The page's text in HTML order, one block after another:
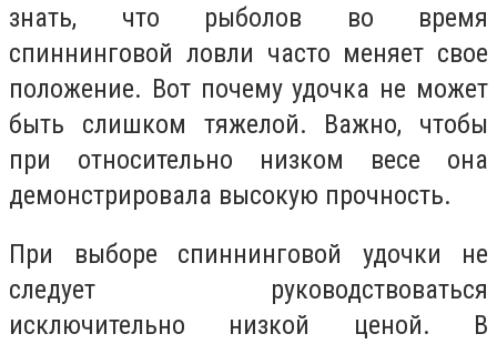
знать, что рыболов во время
спиннинговой ловли часто меняет свое
положение. Вот почему удочка не может
быть слишком тяжелой. Важно, чтобы
при относительно низком весе она
демонстрировала высокую прочность.
При выборе спиннинговой удочки не
следует руководствоваться
исключительно низкой ценой. В